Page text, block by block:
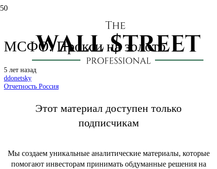
Полюс: отчет за 3 кв. 2021 по
МСФО. Прокси на золото
5 лет назад
ddonetsky
Отчетность Россия
Этот материал доступен только
подписчикам
Мы создаем уникальные аналитические материалы, которые
помогают инвесторам принимать обдуманные решения на